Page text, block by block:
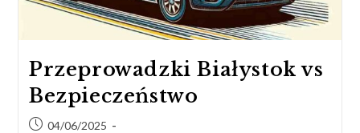
Przeprowadzki Białystok vs
Bezpieczeństwo
04/06/2025